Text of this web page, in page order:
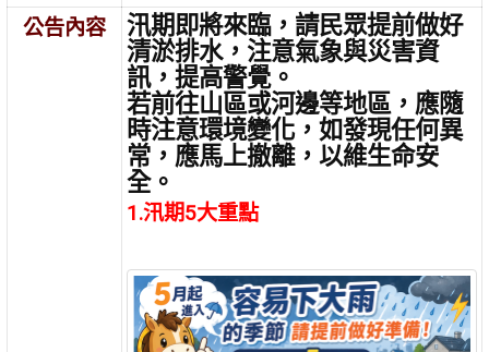
公告內容
汛期即將來臨，請民眾提前做好
清淤排水，注意氣象與災害資
訊，提高警覺。
若前往山區或河邊等地區，應隨
時注意環境變化，如發現任何異
常，應馬上撤離，以維生命安
全。
1.汛期5大重點